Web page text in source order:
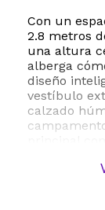
Con un
2.8 metros
una altura
alberga
diseño
vestíbulo
calzado
malla